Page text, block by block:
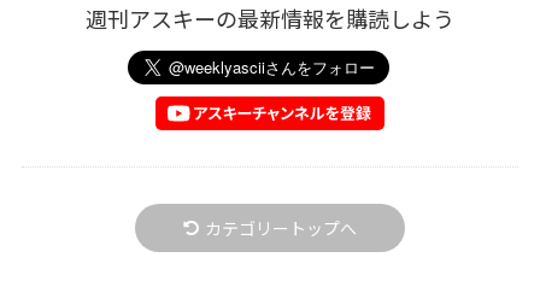
週刊アスキーの最新情報を購読しよう
カテゴリートップへ